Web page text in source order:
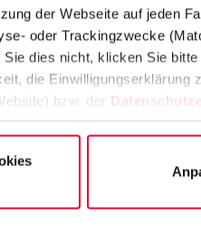
der Webseite auf jeden
oder Trackingzwecke
dies nicht, klicken Sie
die Einwilligungserklärung
bzw. der